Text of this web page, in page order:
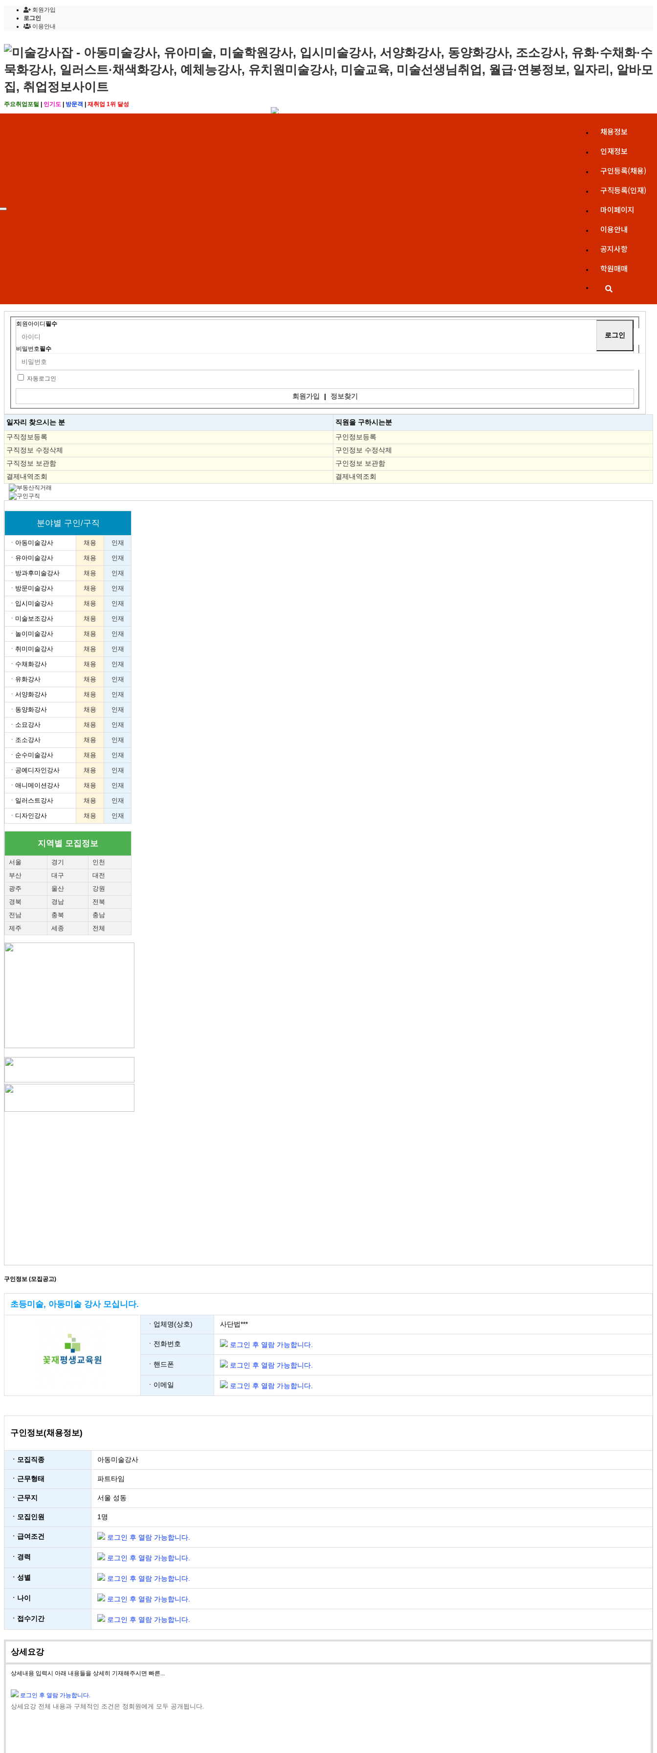
회원가입
로그인
이용안내
주요취업포털 인기도 방문객 재취업 1위 달성
채용정보
인재정보
구인등록(채용)
구직등록(인재)
마이페이지
이용안내
공지사항
학원매매
회원아이디 필수
비밀번호필수
자동로그인
회원가입 | 정보찾기
일자리 찾으시는 분 직원을 구하시는분
구직정보등록
구인정보등록
구직정보 수정삭제
구인정보 수정삭제
구직정보 보관함
구인정보 보관함
결제내역조회
결제내역조회
분야별 구인/구직
ㆍ 아동미술강사 채용 인재
ㆍ 유아미술강사 채용 인재
ㆍ 방과후미술강사 채용 인재
ㆍ 방문미술강사 채용 인재
ㆍ 입시미술강사 채용 인재
ㆍ 미술보조강사 채용 인재
ㆍ 놀이미술강사 채용 인재
ㆍ 취미미술강사 채용 인재
ㆍ 수채화강사 채용 인재
ㆍ 유화강사 채용 인재
ㆍ 서양화강사 채용 인재
ㆍ 동양화강사 채용 인재
ㆍ 소묘강사 채용 인재
ㆍ 조소강사 채용 인재
ㆍ 순수미술강사 채용 인재
ㆍ 공예디자인강사 채용 인재
ㆍ 애니메이션강사 채용 인재
ㆍ 일러스트강사 채용 인재
ㆍ 디자인강사 채용 인재
지역별 모집정보
서울 경기
인천
부산
대구
대전
광주
울산
강원
경북
경남
전북
전남
충북
충남
제주
세종 전체
구인정보 (모집공고)
초등미술, 아동미술 강사 모십니다.
ㆍ업체명(상호) 사단법***
ㆍ전화번호 로그인 후 열람 가능합니다.
ㆍ핸드폰 로그인 후 열람 가능합니다.
ㆍ이메일 로그인 후 열람 가능합니다.
구인정보(채용정보)
ㆍ모집직종 아동미술강사
ㆍ근무형태 파트타임
ㆍ근무지 서울 성동
ㆍ모집인원 1명
ㆍ급여조건 로그인 후 열람 가능합니다.
ㆍ경력 로그인 후 열람 가능합니다.
ㆍ성별 로그인 후 열람 가능합니다.
ㆍ나이 로그인 후 열람 가능합니다.
ㆍ접수기간 로그인 후 열람 가능합니다.
상세요강
상세내용 입력시 아래 내용들을 상세히 기재해주시면 빠른...
로그인 후 열람 가능합니다.
상세요강 전체 내용과 구체적인 조건은 정회원에게 모두 공개됩니다.